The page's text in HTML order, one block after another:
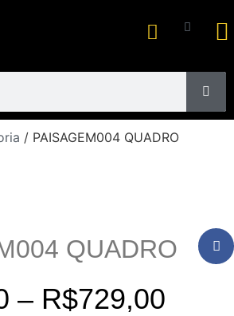
/ PAISAGEM004 QUADRO
QUADRO
– R$729,00